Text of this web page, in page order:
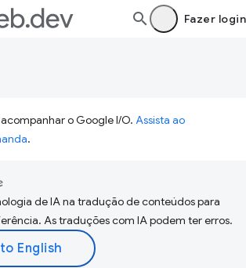
Fazer login
o Google I/O. Assista ao
.
de IA na tradução de conteúdos para
As traduções com IA podem ter erros.